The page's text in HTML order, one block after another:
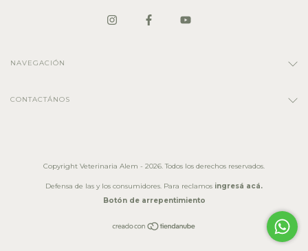
NAVEGACIÓN
CONTACTÁNOS
Copyright Veterinaria Alem - 2026. Todos los derechos reservados.
Defensa de las y los consumidores. Para reclamos ingresá acá.
Botón de arrepentimiento